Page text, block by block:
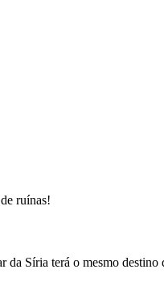
ruínas!
da Síria terá o mesmo